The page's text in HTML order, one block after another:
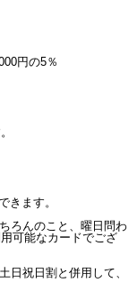
円の5％
きます。
ろんのこと、曜日問わ
可能なカードでござ
日祝日割と併用して、